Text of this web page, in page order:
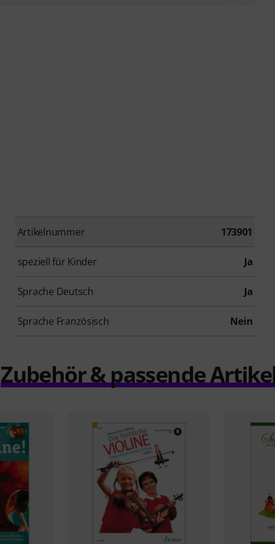
Artikelnummer 173901
speziell für Kinder Ja
Sprache Deutsch Ja
Sprache Französisch Nein
Zubehör & passende